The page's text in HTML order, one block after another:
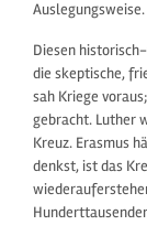
Auslegungsweise.
Diesen
die skeptische,
sah Kriege
gebracht. Luther
Kreuz. Erasmus
denkst, ist das